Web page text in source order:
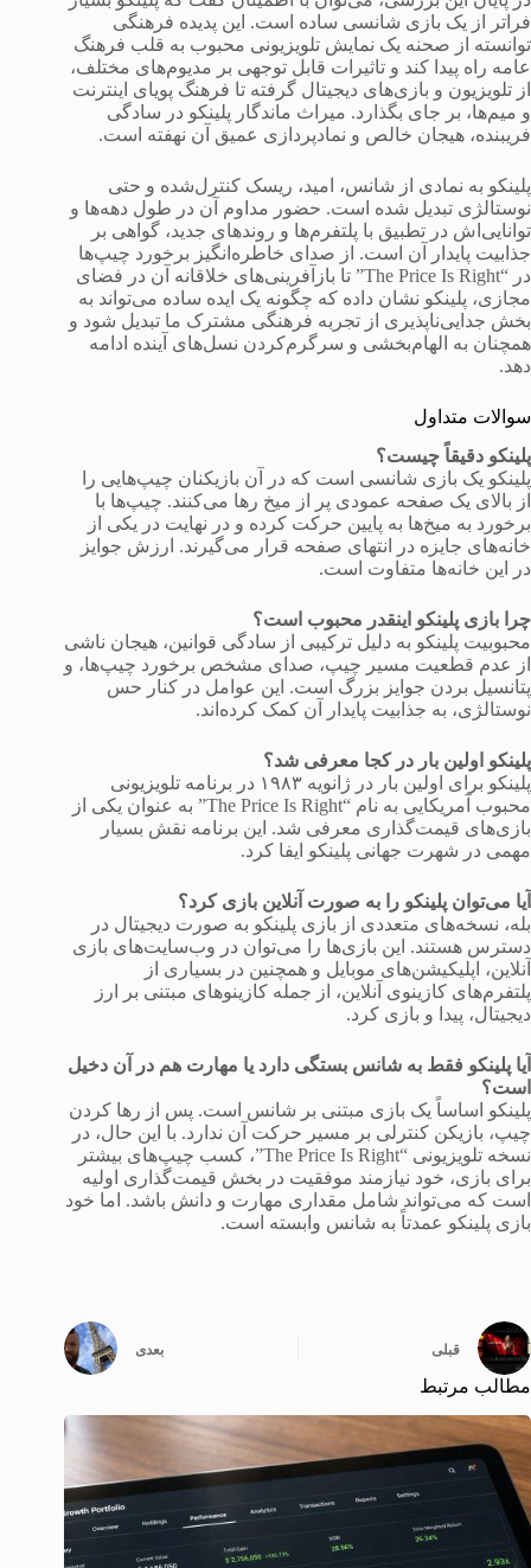
فراتر از یک بازی شانسی ساده است. این پدیده فرهنگی
توانسته از صحنه یک نمایش تلویزیونی محبوب به قلب فرهنگ
عامه راه پیدا کند و تاثیرات قابل توجهی بر مدیوم‌های مختلف،
از تلویزیون و بازی‌های دیجیتال گرفته تا فرهنگ پویای اینترنت
و میم‌ها، بر جای بگذارد. میراث ماندگار پلینکو در سادگی
فریبنده، هیجان خالص و نمادپردازی عمیق آن نهفته است.
پلینکو به نمادی از شانس، امید، ریسک کنترل‌شده و حتی
نوستالژی تبدیل شده است. حضور مداوم آن در طول دهه‌ها و
توانایی‌اش در تطبیق با پلتفرم‌ها و روندهای جدید، گواهی بر
جذابیت پایدار آن است. از صدای خاطره‌انگیز برخورد چیپ‌ها
در “The Price Is Right” تا بازآفرینی‌های خلاقانه آن در فضای
مجازی، پلینکو نشان داده که چگونه یک ایده ساده می‌تواند به
بخش جدایی‌ناپذیری از تجربه فرهنگی مشترک ما تبدیل شود و
همچنان به الهام‌بخشی و سرگرم‌کردن نسل‌های آینده ادامه
دهد.
سوالات متداول
پلینکو دقیقاً چیست؟
پلینکو یک بازی شانسی است که در آن بازیکنان چیپ‌هایی را
از بالای یک صفحه عمودی پر از میخ رها می‌کنند. چیپ‌ها با
برخورد به میخ‌ها به پایین حرکت کرده و در نهایت در یکی از
خانه‌های جایزه در انتهای صفحه قرار می‌گیرند. ارزش جوایز
در این خانه‌ها متفاوت است.
چرا بازی پلینکو اینقدر محبوب است؟
محبوبیت پلینکو به دلیل ترکیبی از سادگی قوانین، هیجان ناشی
از عدم قطعیت مسیر چیپ، صدای مشخص برخورد چیپ‌ها، و
پتانسیل بردن جوایز بزرگ است. این عوامل در کنار حس
نوستالژی، به جذابیت پایدار آن کمک کرده‌اند.
پلینکو اولین بار در کجا معرفی شد؟
پلینکو برای اولین بار در ژانویه ۱۹۸۳ در برنامه تلویزیونی
محبوب آمریکایی به نام “The Price Is Right” به عنوان یکی از
بازی‌های قیمت‌گذاری معرفی شد. این برنامه نقش بسیار
مهمی در شهرت جهانی پلینکو ایفا کرد.
آیا می‌توان پلینکو را به صورت آنلاین بازی کرد؟
بله، نسخه‌های متعددی از بازی پلینکو به صورت دیجیتال در
دسترس هستند. این بازی‌ها را می‌توان در وب‌سایت‌های بازی
آنلاین، اپلیکیشن‌های موبایل و همچنین در بسیاری از
پلتفرم‌های کازینوی آنلاین، از جمله کازینوهای مبتنی بر ارز
دیجیتال، پیدا و بازی کرد.
آیا پلینکو فقط به شانس بستگی دارد یا مهارت هم در آن دخیل
است؟
پلینکو اساساً یک بازی مبتنی بر شانس است. پس از رها کردن
چیپ، بازیکن کنترلی بر مسیر حرکت آن ندارد. با این حال، در
نسخه تلویزیونی “The Price Is Right”، کسب چیپ‌های بیشتر
برای بازی، خود نیازمند موفقیت در بخش قیمت‌گذاری اولیه
است که می‌تواند شامل مقداری مهارت و دانش باشد. اما خود
بازی پلینکو عمدتاً به شانس وابسته است.
قبلی بعدی
مطالب مرتبط